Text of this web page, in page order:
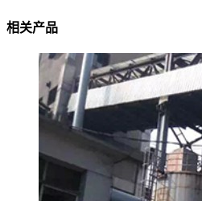
相关产品